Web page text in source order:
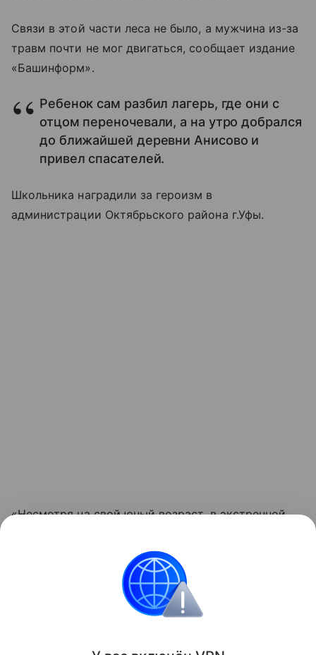
Связи в этой части леса не было, а мужчина из-за
травм почти не мог двигаться, сообщает издание
«Башинформ».
Ребенок сам разбил лагерь, где они с
отцом переночевали, а на утро добрался
до ближайшей деревни Анисово и
привел спасателей.
Школьника наградили за героизм в
администрации Октябрьского района г.Уфы.
«Несмотря на свой юный возраст, в экстренной
качества, которыми можно только гордиться!», —
написал в соцсетях глава района Антон Тарасов.
Интересные факты